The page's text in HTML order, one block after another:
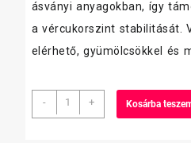
ásványi anyagokban, így
a vércukorszint stabilitását.
elérhető, gyümölcsökkel és
-
Dr.Oetker
Vitalis
+ Kosárba